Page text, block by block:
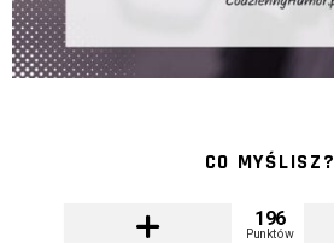
CO MYŚLISZ?
196
Punktów